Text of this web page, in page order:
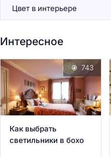
Цвет в интерьере
Интересное
Как выбрать
светильники в бохо
743